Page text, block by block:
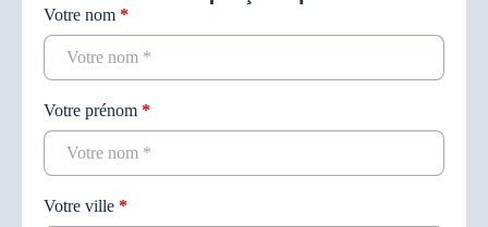
Contact
recherche
Votre nom *
Votre prénom *
Votre ville *